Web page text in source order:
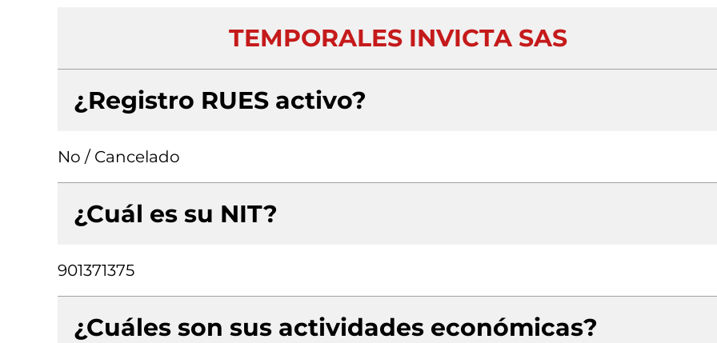
TEMPORALES INVICTA SAS
¿Registro RUES activo?
No / Cancelado
¿Cuál es su NIT?
901371375
¿Cuáles son sus actividades económicas?